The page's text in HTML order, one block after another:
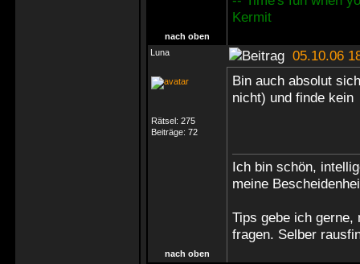
Kermit
nach oben
Luna
05.10.06
Rätsel: 275
Beiträge: 72
Bin auch absolut
nicht) und finde
Ich bin schön,
meine
Tips gebe ich gerne,
fragen. Selber
nach oben